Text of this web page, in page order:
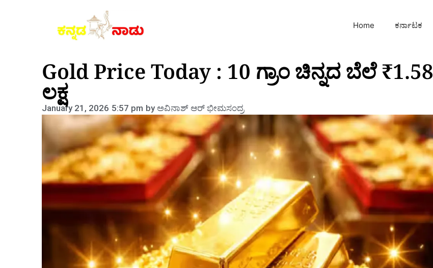
Home ಕರ್ನಾಟಕ
Gold Price Today : 10 ಗ್ರಾಂ ಚಿನ್ನದ ಬೆಲೆ ₹1.58
ಲಕ್ಷ
January 21, 2026 5:57 pm byಅವಿನಾಶ್‌ ಆರ್‌ ಭೀಮಸಂದ್ರ